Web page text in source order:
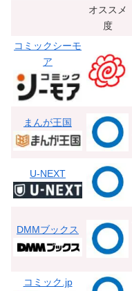
オススメ
度
コミックシーモ
ア
まんが王国
U-NEXT
DMMブックス
コミック.jp